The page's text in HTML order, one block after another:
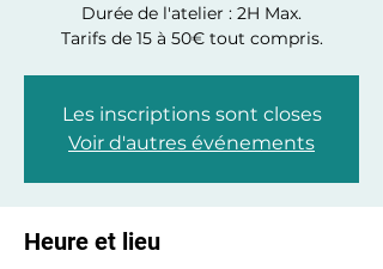
Durée de l'atelier : 2H Max.
Tarifs de 15 à 50€ tout compris.
Les inscriptions sont closes
Voir d'autres événements
Heure et lieu